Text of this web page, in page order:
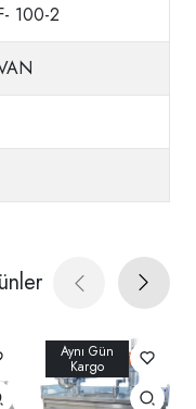
100-2